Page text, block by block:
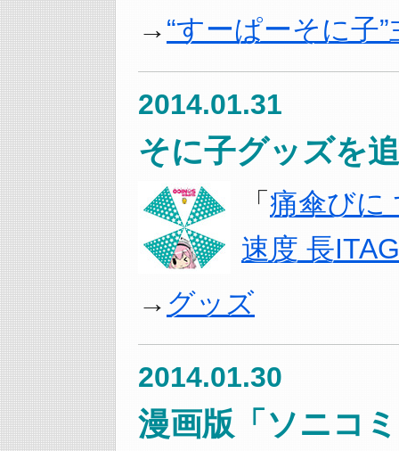
“すーぱーそに子
2014.01.31
そに子グッズを
「 痛傘びに
速度 長
グッズ
2014.01.30
漫画版「ソニコ